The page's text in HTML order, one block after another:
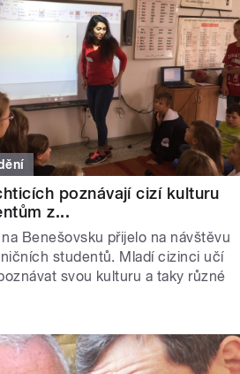
poznávají cizí kulturu
z...
Benešovsku přijelo na návštěvu
studentů. Mladí cizinci učí
svou kulturu a taky různé